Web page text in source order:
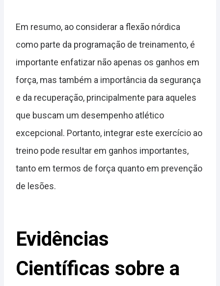
Em resumo, ao considerar a flexão nórdica
como parte da programação de treinamento, é
importante enfatizar não apenas os ganhos em
força, mas também a importância da segurança
e da recuperação, principalmente para aqueles
que buscam um desempenho atlético
excepcional. Portanto, integrar este exercício ao
treino pode resultar em ganhos importantes,
tanto em termos de força quanto em prevenção
de lesões.
Evidências
Científicas sobre a